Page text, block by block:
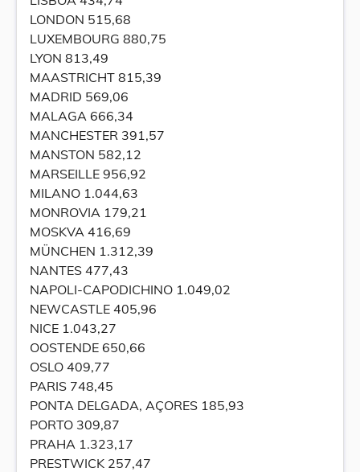
LONDON 515,68
LUXEMBOURG 880,75
LYON 813,49
MAASTRICHT 815,39
MADRID 569,06
MALAGA 666,34
MANCHESTER 391,57
MANSTON 582,12
MARSEILLE 956,92
MILANO 1.044,63
MONROVIA 179,21
MOSKVA 416,69
MÜNCHEN 1.312,39
NANTES 477,43
NAPOLI-CAPODICHINO 1.049,02
NEWCASTLE 405,96
NICE 1.043,27
OOSTENDE 650,66
OSLO 409,77
PARIS 748,45
PONTA DELGADA, AÇORES 185,93
PORTO 309,87
PRAHA 1.323,17
PRESTWICK 257,47